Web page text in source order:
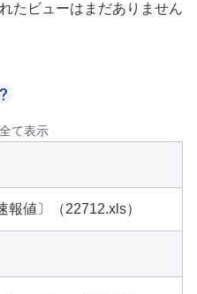
たビューはまだありません
全て表示
値〕（22712.xls）